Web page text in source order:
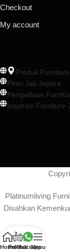
Checkout
My account
Produk
Pintu Jati Jepara
Pengadaan
Inspirasi Furniture
Platinumliving
Disahkan
HomeProduk
Whatsapp
Menu